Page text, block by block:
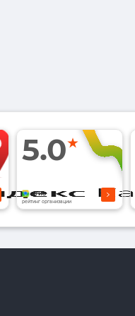
5.0
рейтинг организации